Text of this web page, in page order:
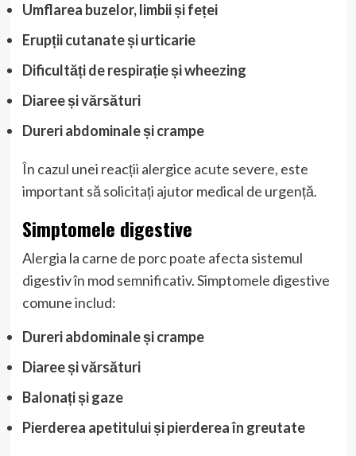
Umflarea buzelor, limbii și feței
Erupții cutanate și urticarie
Dificultăți de respirație și wheezing
Diaree și vărsături
Dureri abdominale și crampe
În cazul unei reacții alergice acute severe, este
important să solicitați ajutor medical de urgență.
Simptomele digestive
Alergia la carne de porc poate afecta sistemul
digestiv în mod semnificativ. Simptomele digestive
comune includ:
Dureri abdominale și crampe
Diaree și vărsături
Balonați și gaze
Pierderea apetitului și pierderea în greutate